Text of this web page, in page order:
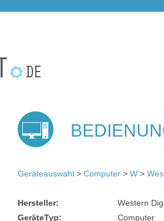
Geräteauswahl > Computer > W >
Hersteller:
Western
GeräteTyp:
Computer